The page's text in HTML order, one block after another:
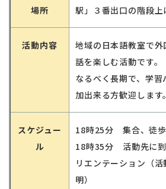
場所
駅」３番出口の階段上
活動内容
地域の日本語教室で
話を楽しむ活動です。
なるべく長期で、学
加出来る方歓迎します。
スケジュー
ル
18時25分 集合、徒歩
18時35分 活動先に
リエンテーション（
明）